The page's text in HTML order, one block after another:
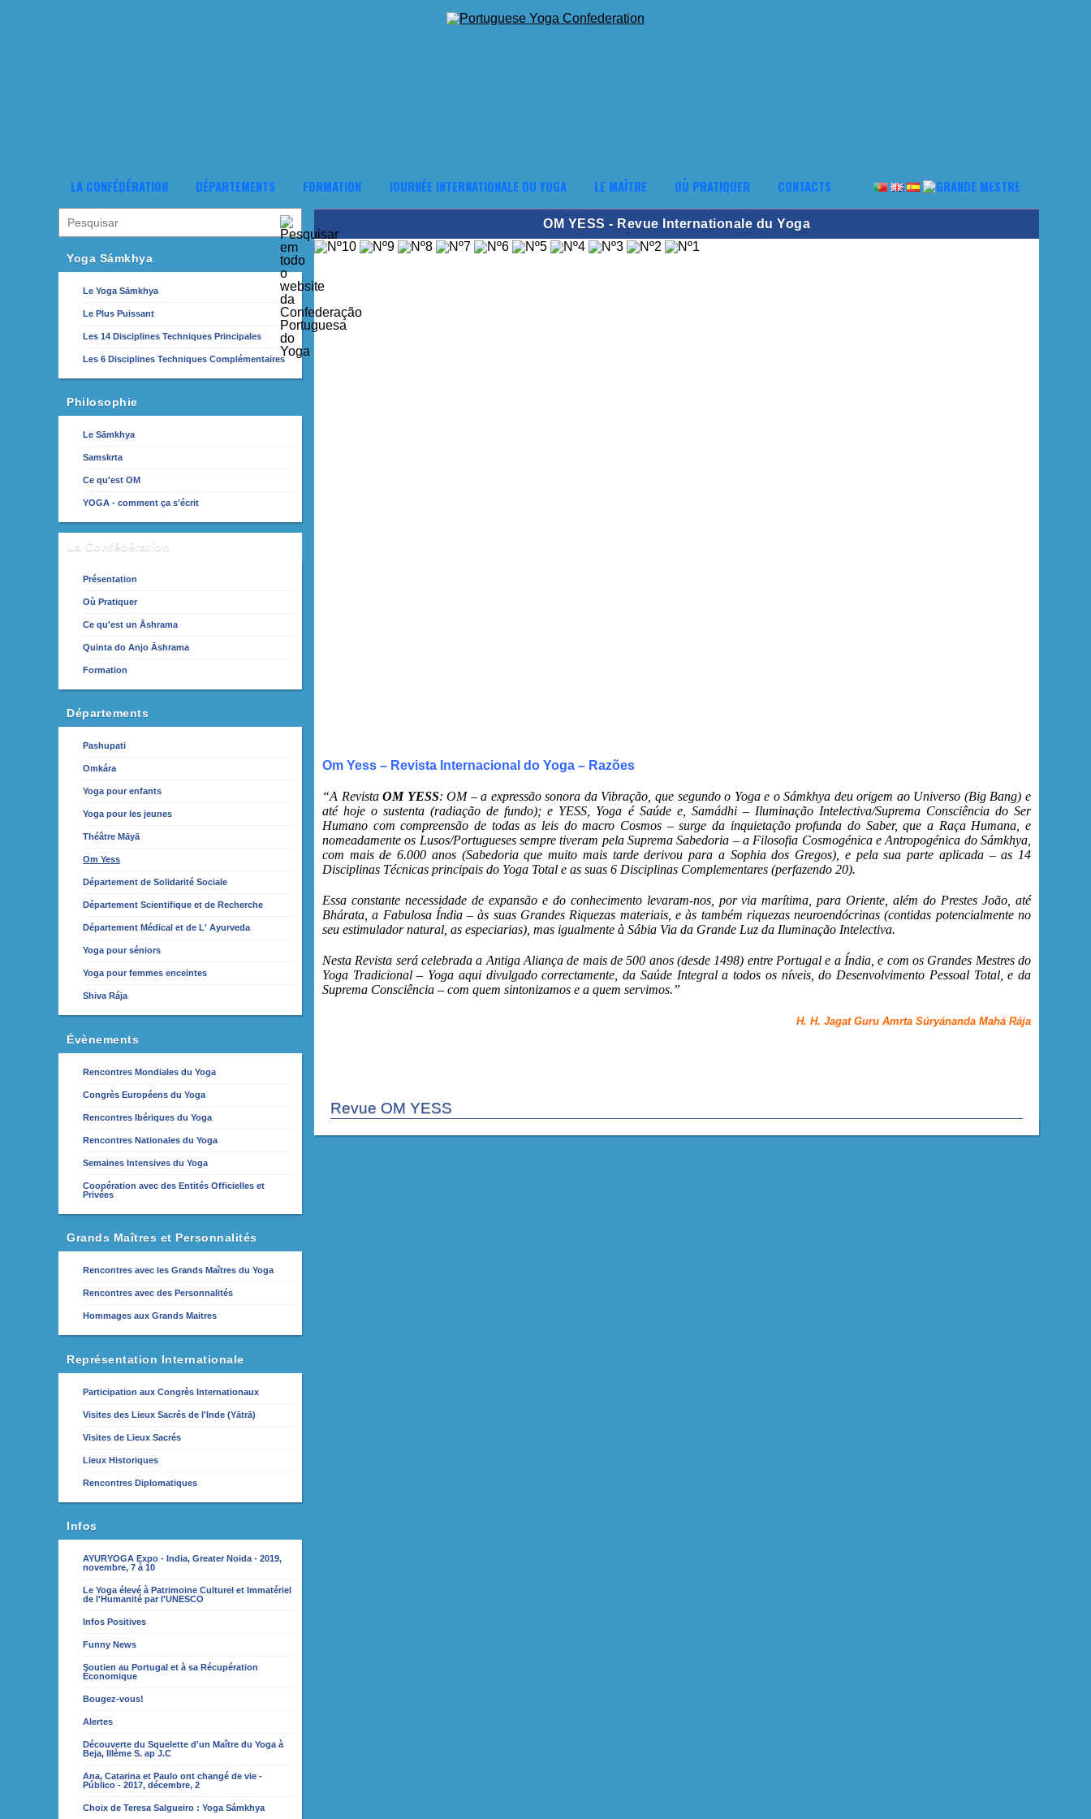
LA CONFÉDÉRATION DÉPARTEMENTS FORMATION JOURNÉE INTERNATIONALE DU YOGA LE MAÎTRE OÙ PRATIQUER CONTACTS
Yoga Sámkhya
Le Yoga Sāmkhya
Le Plus Puissant
Les 14 Disciplines Techniques Principales
Les 6 Disciplines Techniques Complémentaires
Philosophie
Le Sāmkhya
Samskrta
Ce qu'est OM
YOGA - comment ça s'écrit
La Confédération
Présentation
Où Pratiquer
Ce qu'est un Āshrama
Quinta do Anjo Āshrama
Formation
Départements
Pashupati
Omkára
Yoga pour enfants
Yoga pour les jeunes
Théâtre Māyā
Om Yess
Département de Solidarité Sociale
Département Scientifique et de Recherche
Département Médical et de L' Ayurveda
Yoga pour séniors
Yoga pour femmes enceintes
Shiva Rája
Évènements
Rencontres Mondiales du Yoga
Congrès Européens du Yoga
Rencontres Ibériques du Yoga
Rencontres Nationales du Yoga
Semaines Intensives du Yoga
Coopération avec des Entités Officielles et
Privées
Grands Maîtres et Personnalités
Rencontres avec les Grands Maîtres du Yoga
Rencontres avec des Personnalités
Hommages aux Grands Maitres
Représentation Internationale
Participation aux Congrès Internationaux
Visites des Lieux Sacrés de l'Inde (Yātrā)
Visites de Lieux Sacrés
Lieux Historiques
Rencontres Diplomatiques
Infos
AYURYOGA Expo - India, Greater Noida - 2019,
novembre, 7 à 10
Le Yoga élevé à Patrimoine Culturel et Immatériel
de l'Humanité par l'UNESCO
Infos Positives
Funny News
Soutien au Portugal et à sa Récupération
Économique
Bougez-vous!
Alertes
Découverte du Squelette d'un Maître du Yoga à
Beja, IIIème S. ap J.C
Ana, Catarina et Paulo ont changé de vie -
Público - 2017, décembre, 2
Choix de Teresa Salgueiro : Yoga Sámkhya
OM YESS - Revue Internationale du Yoga
Om Yess – Revista Internacional do Yoga – Razões
“A RevistaOM YESS: OM – a expressão sonora da Vibração, que segundo o Yoga e o Sámkhya deu origem ao Universo (Big Bang) e
até hoje o sustenta (radiação de fundo); e YESS, Yoga é Saúde e, Samádhi – Iluminação Intelectiva/Suprema Consciência do Ser
Humano com compreensão de todas as leis do macro Cosmos – surge da inquietação profunda do Saber, que a Raça Humana, e
nomeadamente os Lusos/Portugueses sempre tiveram pela Suprema Sabedoria – a Filosofia Cosmogénica e Antropogénica do Sámkhya,
com mais de 6.000 anos (Sabedoria que muito mais tarde derivou para a Sophia dos Gregos), e pela sua parte aplicada – as 14
Disciplinas Técnicas principais do Yoga Total e as suas 6 Disciplinas Complementares (perfazendo 20).
Essa constante necessidade de expansão e do conhecimento levaram-nos, por via marítima, para Oriente, além do Prestes João, até
Bhárata, a Fabulosa Índia – às suas Grandes Riquezas materiais, e às também riquezas neuroendócrinas (contidas potencialmente no
seu estimulador natural, as especiarias), mas igualmente à Sábia Via da Grande Luz da Iluminação Intelectiva.
Nesta Revista será celebrada a Antiga Aliança de mais de 500 anos (desde 1498) entre Portugal e a Índia, e com os Grandes Mestres do
Yoga Tradicional – Yoga aqui divulgado correctamente, da Saúde Integral a todos os níveis, do Desenvolvimento Pessoal Total, e da
Suprema Consciência – com quem sintonizamos e a quem servimos.”
H. H. Jagat Guru Amrta Súryánanda Mahá Rája
Revue OM YESS